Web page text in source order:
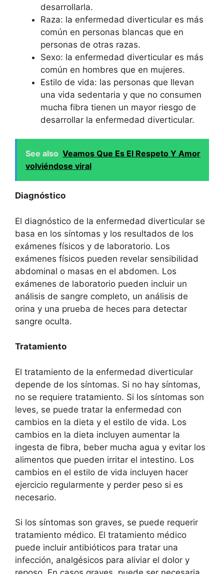
desarrollarla.
Raza: la enfermedad diverticular es más
común en personas blancas que en
personas de otras razas.
Sexo: la enfermedad diverticular es más
común en hombres que en mujeres.
Estilo de vida: las personas que llevan
una vida sedentaria y que no consumen
mucha fibra tienen un mayor riesgo de
desarrollar la enfermedad diverticular.
See also Veamos Que Es El Respeto Y Amor
volviéndose viral
Diagnóstico
El diagnóstico de la enfermedad diverticular se
basa en los síntomas y los resultados de los
exámenes físicos y de laboratorio. Los
exámenes físicos pueden revelar sensibilidad
abdominal o masas en el abdomen. Los
exámenes de laboratorio pueden incluir un
análisis de sangre completo, un análisis de
orina y una prueba de heces para detectar
sangre oculta.
Tratamiento
El tratamiento de la enfermedad diverticular
depende de los síntomas. Si no hay síntomas,
no se requiere tratamiento. Si los síntomas son
leves, se puede tratar la enfermedad con
cambios en la dieta y el estilo de vida. Los
cambios en la dieta incluyen aumentar la
ingesta de fibra, beber mucha agua y evitar los
alimentos que pueden irritar el intestino. Los
cambios en el estilo de vida incluyen hacer
ejercicio regularmente y perder peso si es
necesario.
Si los síntomas son graves, se puede requerir
tratamiento médico. El tratamiento médico
puede incluir antibióticos para tratar una
infección, analgésicos para aliviar el dolor y